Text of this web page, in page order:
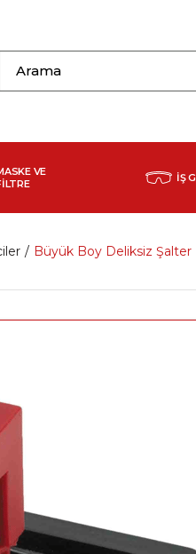
VE
İŞ
Büyük Boy Deliksiz